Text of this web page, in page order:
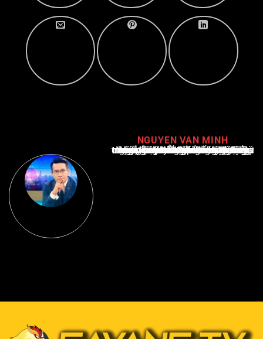
NGUYEN VAN MINH
Nguyễn Văn Minh là một trong những chuyên gia hàng đầu về báo cáo tin tức thể thao tại Việt Nam, với hơn 10 năm hoạt động trong ngành. Ông có kiến thức sâu rộng và kinh nghiệm đáng kể trong việc phân tích và báo cáo về các sự kiện thể thao hàng đầu. Sự hiểu biết sâu sắc của ông về ngành này đã giúp ông xây dựng uy tín và danh tiếng trong cộng đồng báo chí thể thao.